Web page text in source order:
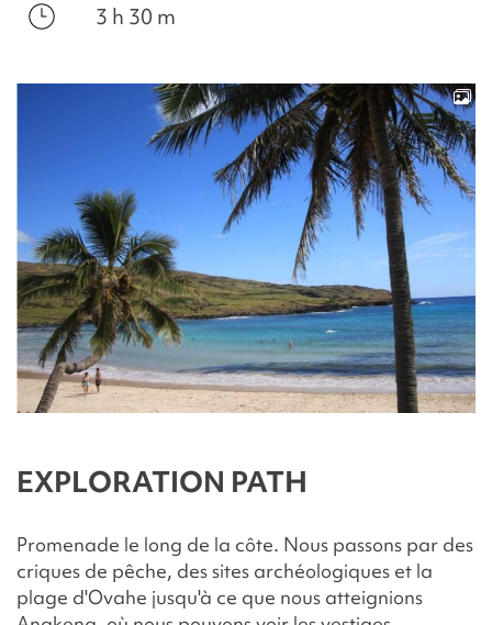
3 h 30 m
EXPLORATION PATH
Promenade le long de la côte. Nous passons par des
criques de pêche, des sites archéologiques et la
plage d'Ovahe jusqu'à ce que nous atteignions